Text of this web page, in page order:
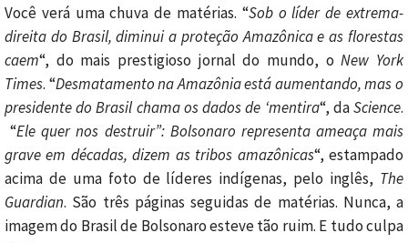
Você verá uma chuva de matérias. “Sob o líder de extrema-
direita do Brasil, diminui a proteção Amazônica e as florestas
caem“, do mais prestigioso jornal do mundo, oNew York
Times. “Desmatamento na Amazônia está aumentando, mas o
presidente do Brasil chama os dados de ‘mentira“, daScience.
“Ele quer nos destruir”: Bolsonaro representa ameaça mais
grave em décadas, dizem as tribos amazônicas“, estampado
acima de uma foto de líderes indígenas, pelo inglês, The
Guardian. São três páginas seguidas de matérias. Nunca, a
imagem do Brasil de Bolsonaro esteve tão ruim. E tudo culpa